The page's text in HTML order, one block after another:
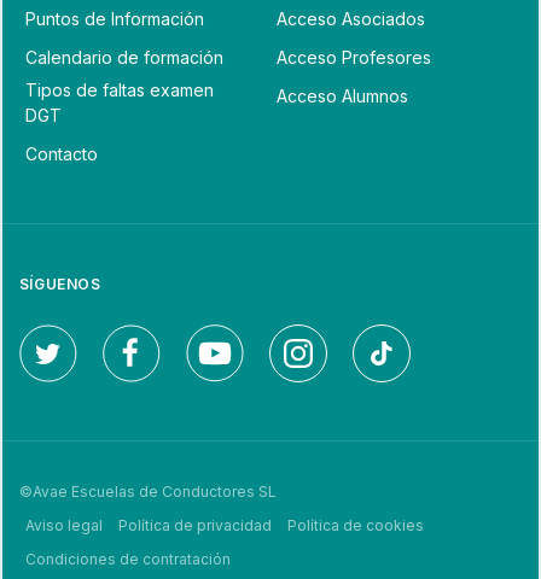
Puntos de Información
Calendario de formación
Tipos de faltas examen
DGT
Contacto
Acceso Asociados
Acceso Profesores
Acceso Alumnos
SÍGUENOS
©Avae Escuelas de Conductores SL
Aviso legal
Política de privacidad
Política de cookies
Condiciones de contratación